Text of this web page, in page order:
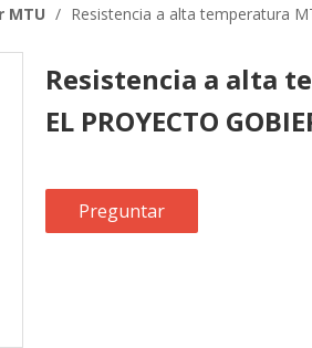
MTU / Resistencia a alta temperatura
Resistencia a alta
EL PROYECTO
Preguntar